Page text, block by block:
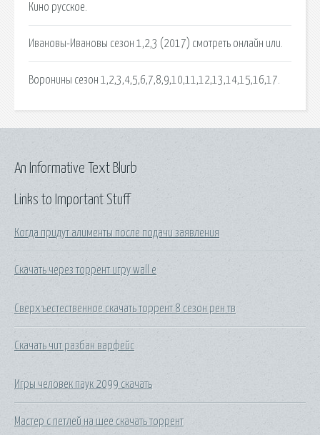
Кино русское.
Ивановы-Ивановы сезон 1,2,3 (2017) смотреть онлайн или.
Воронины сезон 1,2,3,4,5,6,7,8,9,10,11,12,13,14,15,16,17.
Links to Important Stuff
Когда придут алименты после подачи заявления
Скачать через торрент игру wall e
Сверхъестественное скачать торрент 8 сезон рен тв
Скачать чит разбан варфейс
Игры человек паук 2099 скачать
Мастер с петлей на шее скачать торрент
An Informative Text Blurb